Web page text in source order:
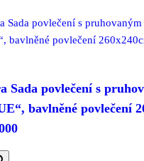
Sada povlečení s
bavlněné povlečení